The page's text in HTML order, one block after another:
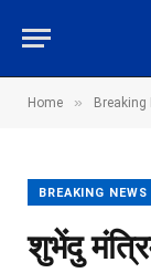
Home » Breaking
BREAKING NEWS
शुभेंदु